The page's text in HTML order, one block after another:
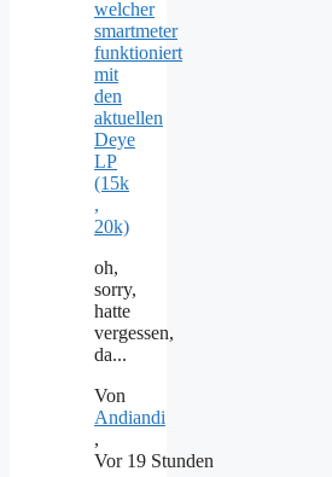
welcher
smartmeter
funktioniert
mit
den
aktuellen
Deye
LP
(15k
,
20k)
oh,
sorry,
hatte
vergessen,
da...
Von
Andiandi
,
Vor 19 Stunden